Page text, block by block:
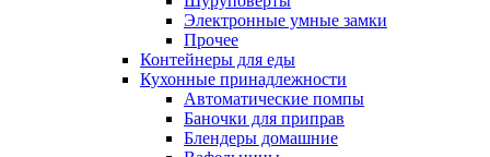
Электронные умные замки
Прочее
Контейнеры для еды
Кухонные принадлежности
Автоматические помпы
Баночки для приправ
Блендеры домашние